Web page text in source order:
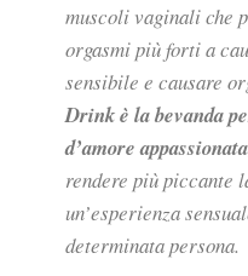
muscoli vaginali che
orgasmi più forti a
sensibile e causare
Drink è la bevanda
d’amore appassionata
rendere più piccante
un’esperienza
determinata persona.